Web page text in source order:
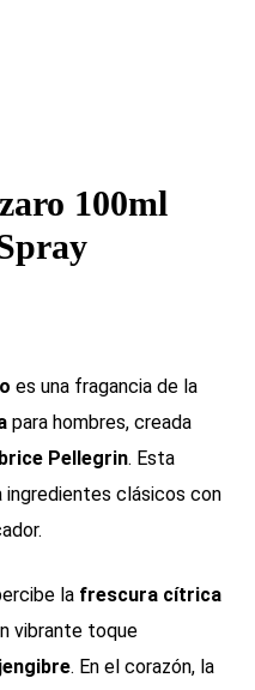
100ml
es una fragancia de la
para hombres, creada
Pellegrin. Esta
clásicos con
la frescura cítrica
vibrante toque
. En el corazón, la